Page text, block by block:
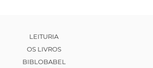
LEITURIA
OS LIVROS
BIBLOBABEL